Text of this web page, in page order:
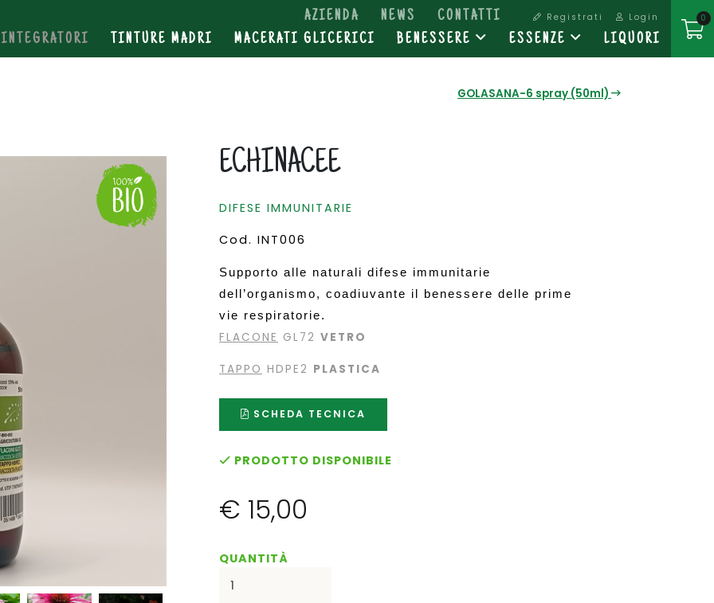
AZIENDA NEWS CONTATTI Registrati Login
INTEGRATORI TINTURE MADRI MACERATI GLICERICI BENESSERE ESSENZE LIQUORI
PRODOTTI ERBORISTICI
0
GOLASANA-6 spray (50ml)
ECHINACEE
DIFESE IMMUNITARIE
Cod. INT006
Supporto alle naturali difese immunitarie
dell’organismo, coadiuvante il benessere delle prime
vie respiratorie.
FLACONE GL72 VETRO
TAPPO HDPE2 PLASTICA
SCHEDA TECNICA
PRODOTTO DISPONIBILE
€ 15,00
QUANTITÀ